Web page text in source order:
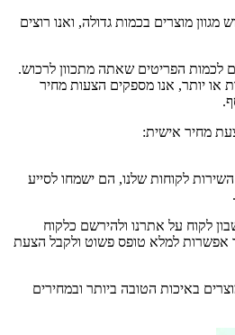
מגוון מוצרים בכמות גדולה, ואנו רוצים
לכמות הפריטים שאתה מתכוון לרכוש.
הזמנה של 10 יחידות או יותר, אנו מספקים הצעות מחיר
מחיר אישית:
לקוחות שלנו, הם ישמחו לסייע
לקוח על אתרנו ולהירשם כלקוח
למלא טופס פשוט ולקבל הצעת
באיכות הטובה ביותר ובמחירים